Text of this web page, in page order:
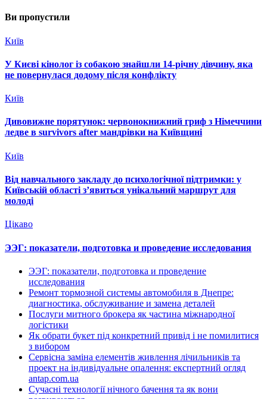
Ви пропустили
Київ
У Києві кінолог із собакою знайшли 14-річну дівчину, яка
не повернулася додому після конфлікту
Київ
Дивовижне порятунок: червонокнижний гриф з Німеччини
ледве в survivors after мандрівки на Київщині
Київ
Від навчального закладу до психологічної підтримки: у
Київській області з’явиться унікальний маршрут для
молоді
Цікаво
ЭЭГ: показатели, подготовка и проведение исследования
ЭЭГ: показатели, подготовка и проведение
исследования
Ремонт тормозной системы автомобиля в Днепре:
диагностика, обслуживание и замена деталей
Послуги митного брокера як частина міжнародної
логістики
Як обрати букет під конкретний привід і не помилитися
з вибором
Сервісна заміна елементів живлення лічильників та
проект на індивідуальне опалення: експертний огляд
antap.com.ua
Сучасні технології нічного бачення та як вони